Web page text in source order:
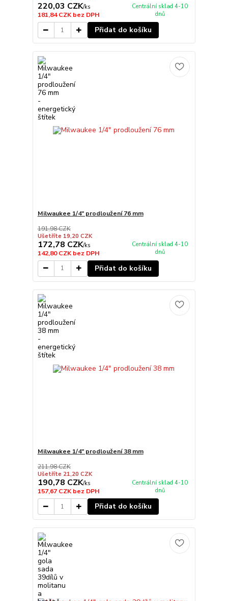
220,03 CZK/ks
181,84 CZKbez DPH
Centrální sklad 4-10
dnů
Přidat do košíku
Milwaukee 1/4" prodloužení 76 mm
191,98 CZK
Ušetříte 19,20 CZK
172,78 CZK/ks
142,80 CZKbez DPH
Centrální sklad 4-10
dnů
Přidat do košíku
Milwaukee 1/4" prodloužení 38 mm
211,98 CZK
Ušetříte 21,20 CZK
190,78 CZK/ks
157,67 CZKbez DPH
Centrální sklad 4-10
dnů
Přidat do košíku